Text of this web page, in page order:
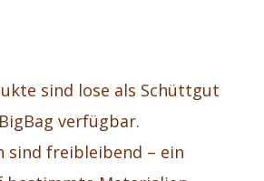
sind lose als Schüttgut
verfügbar.
sind freibleibend – ein